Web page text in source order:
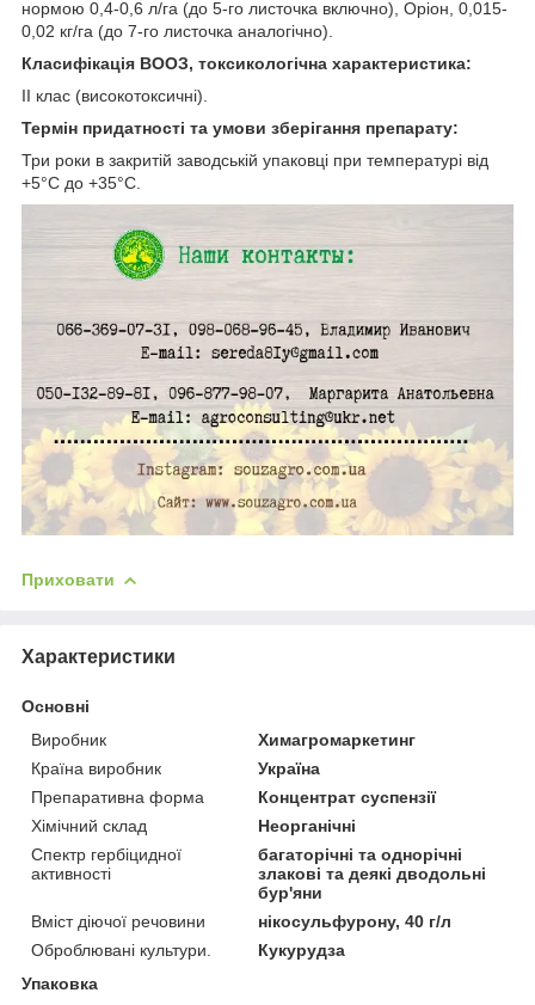
нормою 0,4-0,6 л/га (до 5-го листочка включно), Оріон, 0,015-
0,02 кг/га (до 7-го листочка аналогічно).
Класифікація ВООЗ, токсикологічна характеристика:
ІІ клас (високотоксичні).
Термін придатності та умови зберігання препарату:
Три роки в закритій заводській упаковці при температурі від
+5°С до +35°С.
Приховати
Характеристики
Основні
Виробник
Химагромаркетинг
Країна виробник
Україна
Препаративна форма
Концентрат суспензії
Хімічний склад
Неорганічні
Спектр гербіцидної
активності
багаторічні та однорічні
злакові та деякі дводольні
бур'яни
Вміст діючої речовини
нікосульфурону, 40 г/л
Оброблювані культури.
Кукурудза
Упаковка